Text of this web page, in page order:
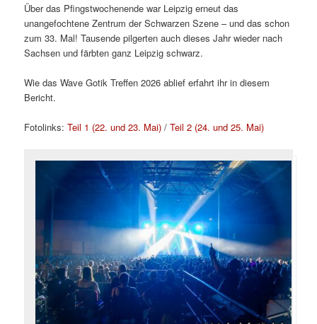
Über das Pfingstwochenende war Leipzig erneut das
unangefochtene Zentrum der Schwarzen Szene – und das schon
zum 33. Mal! Tausende pilgerten auch dieses Jahr wieder nach
Sachsen und färbten ganz Leipzig schwarz.
Wie das Wave Gotik Treffen 2026 ablief erfahrt ihr in diesem
Bericht.
Fotolinks:Teil 1 (22. und 23. Mai) /Teil 2 (24. und 25. Mai)